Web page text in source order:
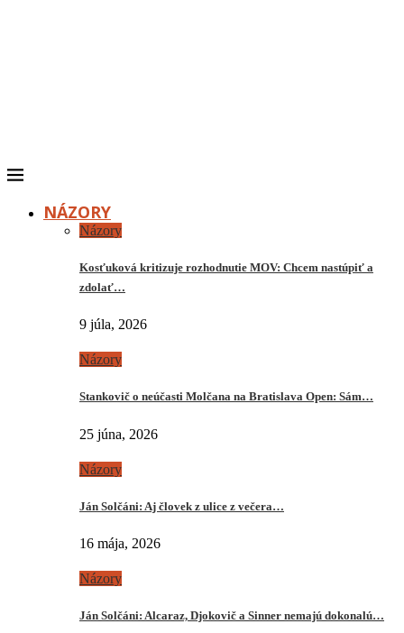
NÁZORY
Názory
Kosťuková kritizuje rozhodnutie MOV: Chcem nastúpiť a
zdolať…
9 júla, 2026
Názory
Stankovič o neúčasti Molčana na Bratislava Open: Sám…
25 júna, 2026
Názory
Ján Solčáni: Aj človek z ulice z večera…
16 mája, 2026
Názory
Ján Solčáni: Alcaraz, Djokovič a Sinner nemajú dokonalú…